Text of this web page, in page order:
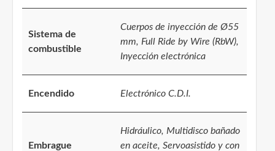
Sistema de
combustible
Cuerpos de inyección de Ø55
mm, Full Ride by Wire (RbW),
Inyección electrónica
Encendido Electrónico C.D.I.
Embrague
Hidráulico, Multidisco bañado
en aceite, Servoasistido y con